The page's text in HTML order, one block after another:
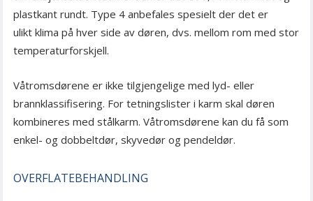
plastkant rundt. Type 4 anbefales spesielt der det er
ulikt klima på hver side av døren, dvs. mellom rom med stor
temperaturforskjell.
Våtromsdørene er ikke tilgjengelige med lyd- eller
brannklassifisering. For tetningslister i karm skal døren
kombineres med stålkarm. Våtromsdørene kan du få som
enkel- og dobbeltdør, skyvedør og pendeldør.
OVERFLATEBEHANDLING